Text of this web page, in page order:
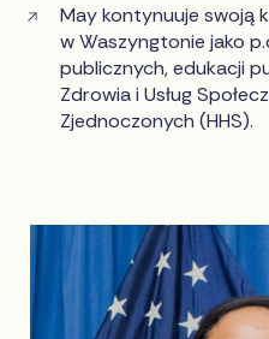
May kontynuuje swoją
w Waszyngtonie jako
publicznych, edukacji
Zdrowia i Usług
Zjednoczonych (HHS).